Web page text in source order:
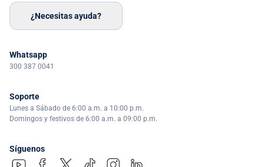
¿Necesitas ayuda?
Whatsapp
300 387 0041
Soporte
Lunes a Sábado de 6:00 a.m. a 10:00 p.m.
Domingos y festivos de 6:00 a.m. a 09:00 p.m.
Síguenos